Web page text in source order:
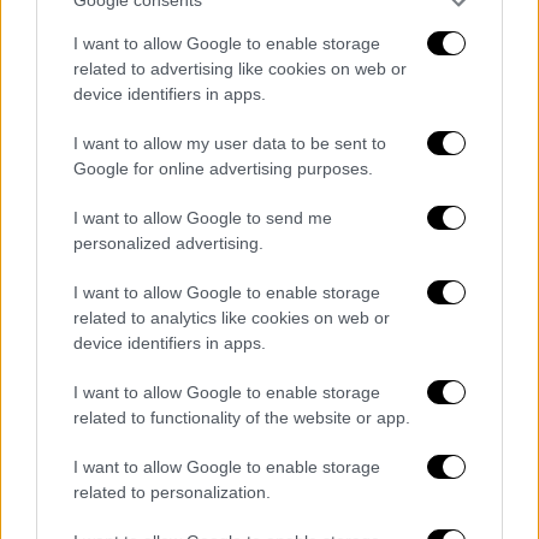
I want to allow Google to enable storage
related to advertising like cookies on web or
device identifiers in apps.
I want to allow my user data to be sent to
Google for online advertising purposes.
I want to allow Google to send me
personalized advertising.
I want to allow Google to enable storage
related to analytics like cookies on web or
device identifiers in apps.
I want to allow Google to enable storage
related to functionality of the website or app.
I want to allow Google to enable storage
related to personalization.
Κληροδόχοι και όχι κληρονόμοι τα
παιδιά του - Αυστηροί όροι για τους
δικαιούχους
Σύμφωνα με τον Alpha, ιδιαίτερα αυστηροί
είναι οι όροι που έχει βάλει στις διαθήκες
του ο Μίκης Θεοδωράκης για τους
κληροδόχους και όχι κληρονόμους του.
Όποιος αμφισβητήσει επιθυμία ή εντολή του
Μίκη Θεοδωράκη αυτόματα χάνει κάθε
δικαίωμα πάνω στη διαθήκη και όπως
σημειώνει ο μουσικοσυνθέτης θα πρέπει να
περιοριστεί σε όσα πήρε όταν εκείνος
Όπως σημειώνει στην πρώτη του διαθήκη